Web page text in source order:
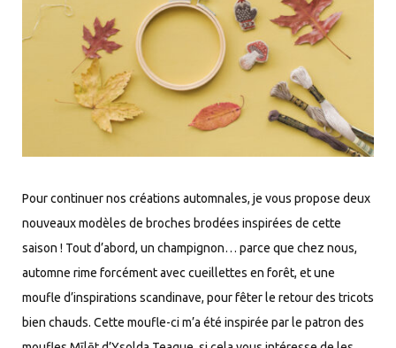
Pour continuer nos créations automnales, je vous propose deux
nouveaux modèles de broches brodées inspirées de cette
saison ! Tout d’abord, un champignon… parce que chez nous,
automne rime forcément avec cueillettes en forêt, et une
moufle d’inspirations scandinave, pour fêter le retour des tricots
bien chauds. Cette moufle-ci m’a été inspirée par le patron des